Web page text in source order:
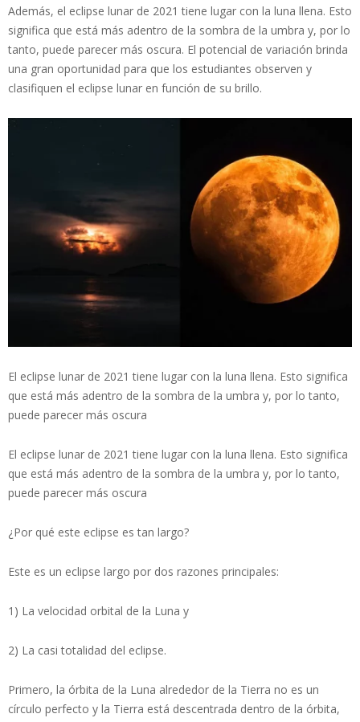
Además, el eclipse lunar de 2021 tiene lugar con la luna llena. Esto
significa que está más adentro de la sombra de la umbra y, por lo
tanto, puede parecer más oscura. El potencial de variación brinda
una gran oportunidad para que los estudiantes observen y
clasifiquen el eclipse lunar en función de su brillo.
El eclipse lunar de 2021 tiene lugar con la luna llena. Esto significa
que está más adentro de la sombra de la umbra y, por lo tanto,
puede parecer más oscura
El eclipse lunar de 2021 tiene lugar con la luna llena. Esto significa
que está más adentro de la sombra de la umbra y, por lo tanto,
puede parecer más oscura
¿Por qué este eclipse es tan largo?
Este es un eclipse largo por dos razones principales:
1) La velocidad orbital de la Luna y
2) La casi totalidad del eclipse.
Primero, la órbita de la Luna alrededor de la Tierra no es un
círculo perfecto y la Tierra está descentrada dentro de la órbita,